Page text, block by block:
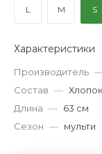
L M S
Характеристики
Производитель
Состав —
Длина — 63 см
Сезон — мульти